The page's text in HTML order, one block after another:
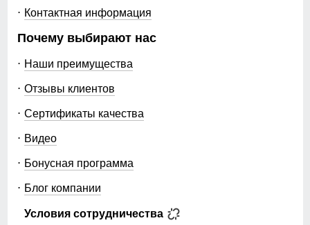
Контактная информация
Почему выбирают нас
Наши преимущества
Отзывы клиентов
Сертификаты качества
Видео
Бонусная программа
Блог компании
Условия сотрудничества